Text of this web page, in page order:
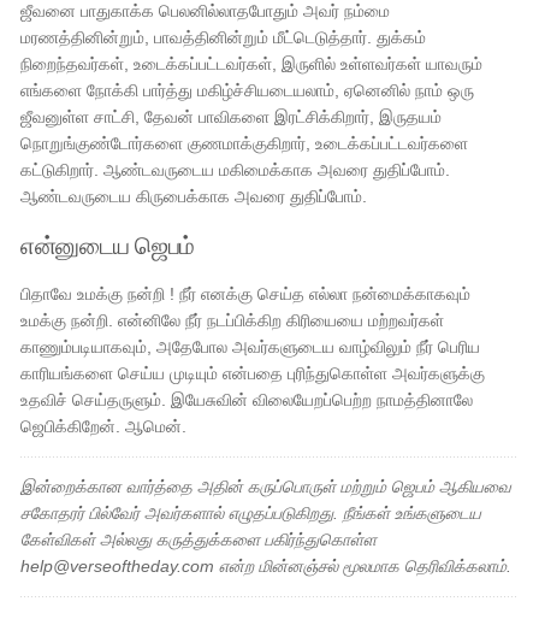
ஜீவனை பாதுகாக்க பெலனில்லாதபோதும் அவர் நம்மை
மரணத்தினின்றும், பாவத்தினின்றும் மீட்டெடுத்தார். துக்கம்
நிறைந்தவர்கள், உடைக்கப்பட்டவர்கள், இருளில் உள்ளவர்கள் யாவரும்
எங்களை நோக்கி பார்த்து மகிழ்ச்சியடையலாம், ஏனெனில் நாம் ஒரு
ஜீவனுள்ள சாட்சி, தேவன் பாவிகளை இரட்சிக்கிறார், இருதயம்
நொறுங்குண்டோர்களை குணமாக்குகிறார், உடைக்கப்பட்டவர்களை
கட்டுகிறார். ஆண்டவருடைய மகிமைக்காக அவரை துதிப்போம்.
ஆண்டவருடைய கிருபைக்காக அவரை துதிப்போம்.
என்னுடைய ஜெபம்
பிதாவே உமக்கு நன்றி ! நீர் எனக்கு செய்த எல்லா நன்மைக்காகவும்
உமக்கு நன்றி. என்னிலே நீர் நடப்பிக்கிற கிரியையை மற்றவர்கள்
காணும்படியாகவும், அதேபோல அவர்களுடைய வாழ்விலும் நீர் பெரிய
காரியங்களை செய்ய முடியும் என்பதை புரிந்துகொள்ள அவர்களுக்கு
உதவிச் செய்தருளும். இயேசுவின் விலையேறப்பெற்ற நாமத்தினாலே
ஜெபிக்கிறேன். ஆமென்.
இன்றைக்கான வார்த்தை அதின் கருப்பொருள் மற்றும் ஜெபம் ஆகியவை
சகோதரர் பில்வேர் அவர்களால் எழுதப்படுகிறது. நீங்கள் உங்களுடைய
கேள்விகள் அல்லது கருத்துக்களை பகிர்ந்துகொள்ள
help@verseoftheday.com என்ற மின்னஞ்சல் மூலமாக தெரிவிக்கலாம்.